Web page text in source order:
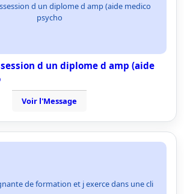
d un diplome d amp (aide medico
psycho
d un diplome d amp (aide
Voir l'Message
de formation et j exerce dans une cli